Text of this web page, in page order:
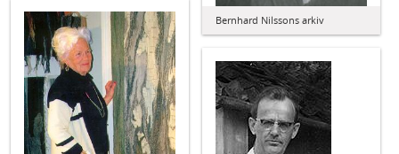
Bernhard Nilssons arkiv